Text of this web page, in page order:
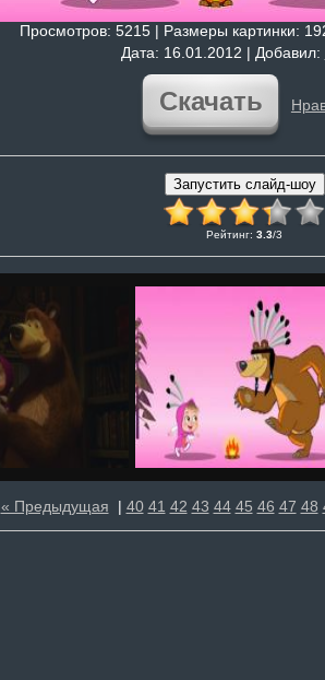
Просмотров: 5215 | Размеры картинки:
Дата: 16.01.2012 | Добавил:
Скачать
Рейтинг: 3.3/3
« Предыдущая | 40 41 42 43 44 45 46 47 48